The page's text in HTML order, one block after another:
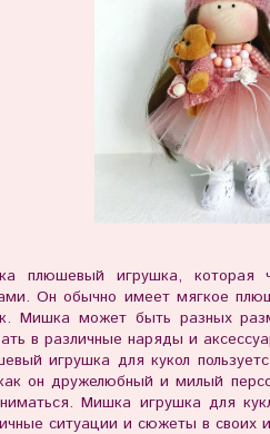
плюшевый игрушка, которая
Он обычно имеет мягкое
Мишка может быть разных
в различные наряды и
игрушка для кукол
он дружелюбный и милый
Мишка игрушка для
ситуации и сюжеты в своих